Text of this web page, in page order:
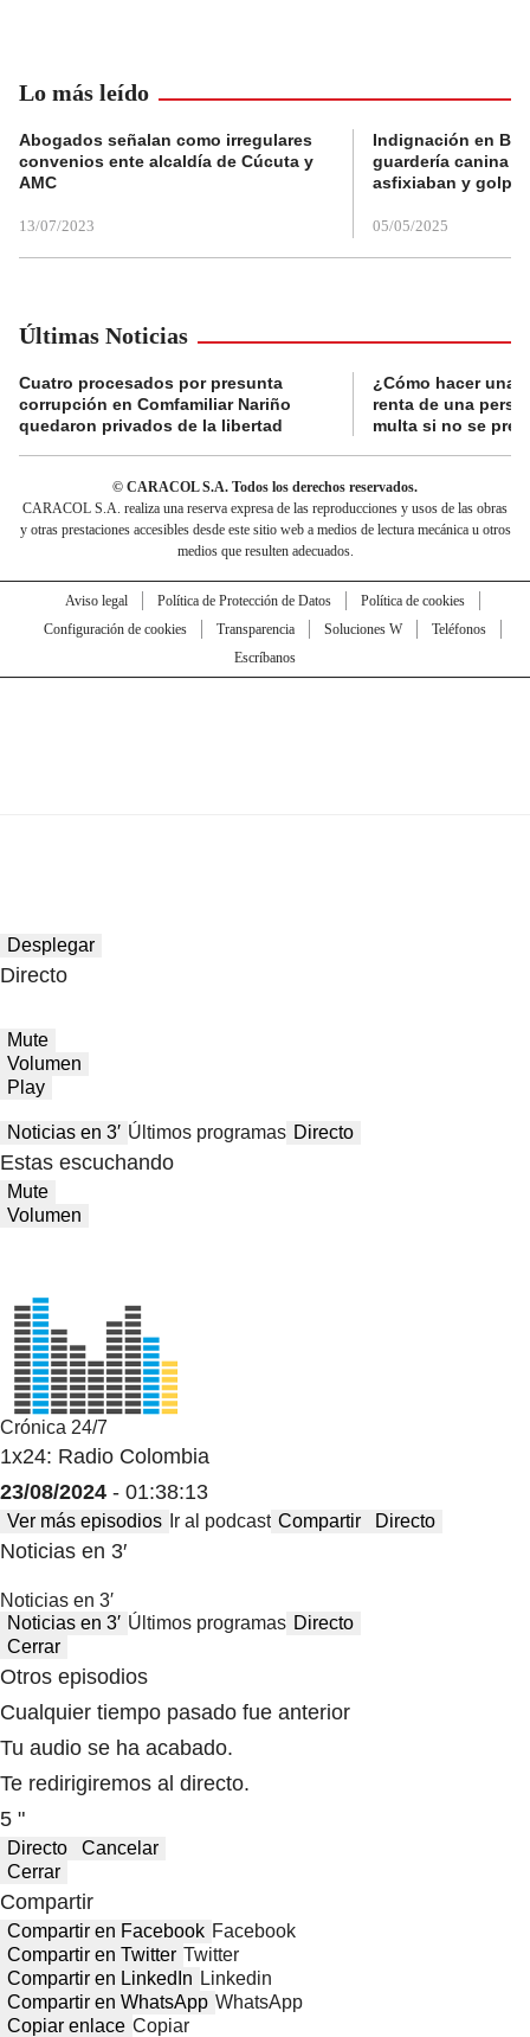
Lo más leído
Abogados señalan como irregulares
convenios ente alcaldía de Cúcuta y
AMC
13/07/2023
Indignación en
guardería canina
asfixiaban y
05/05/2025
Últimas Noticias
Cuatro procesados por presunta
corrupción en Comfamiliar Nariño
quedaron privados de la libertad
¿Cómo hacer una
renta de una
multa si no se
© CARACOL S.A. Todos los derechos reservados.
CARACOL S.A. realiza una reserva expresa de las reproducciones y usos de las obras
y otras prestaciones accesibles desde este sitio web a medios de lectura mecánica u otros
medios que resulten adecuados.
Aviso legal Política de Protección de Datos
Política de cookies
Configuración de cookies
Transparencia Soluciones W
Teléfonos
Escríbanos
Desplegar
Directo
Mute
Volumen
Play
Noticias en 3′ Últimos programas Directo
Estas escuchando
Mute
Volumen
Crónica 24/7
1x24: Radio Colombia
23/08/2024 - 01:38:13
Ver más episodios Ir al podcast Compartir Directo
Noticias en 3′
Noticias en 3′
Noticias en 3′ Últimos programas Directo
Cerrar
Otros episodios
Cualquier tiempo pasado fue anterior
Tu audio se ha acabado.
Te redirigiremos al directo.
5 "
Directo
Cancelar
Cerrar
Compartir
Compartir en Facebook Facebook
Compartir en Twitter Twitter
Compartir en LinkedIn Linkedin
Compartir en WhatsApp WhatsApp
Copiar enlace Copiar